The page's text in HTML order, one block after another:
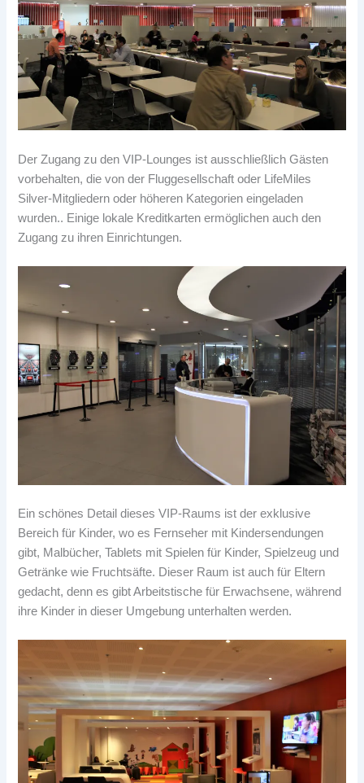
Der Zugang zu den VIP-Lounges ist ausschließlich Gästen
vorbehalten, die von der Fluggesellschaft oder LifeMiles
Silver-Mitgliedern oder höheren Kategorien eingeladen
wurden.. Einige lokale Kreditkarten ermöglichen auch den
Zugang zu ihren Einrichtungen.
Ein schönes Detail dieses VIP-Raums ist der exklusive
Bereich für Kinder, wo es Fernseher mit Kindersendungen
gibt, Malbücher, Tablets mit Spielen für Kinder, Spielzeug und
Getränke wie Fruchtsäfte. Dieser Raum ist auch für Eltern
gedacht, denn es gibt Arbeitstische für Erwachsene, während
ihre Kinder in dieser Umgebung unterhalten werden.